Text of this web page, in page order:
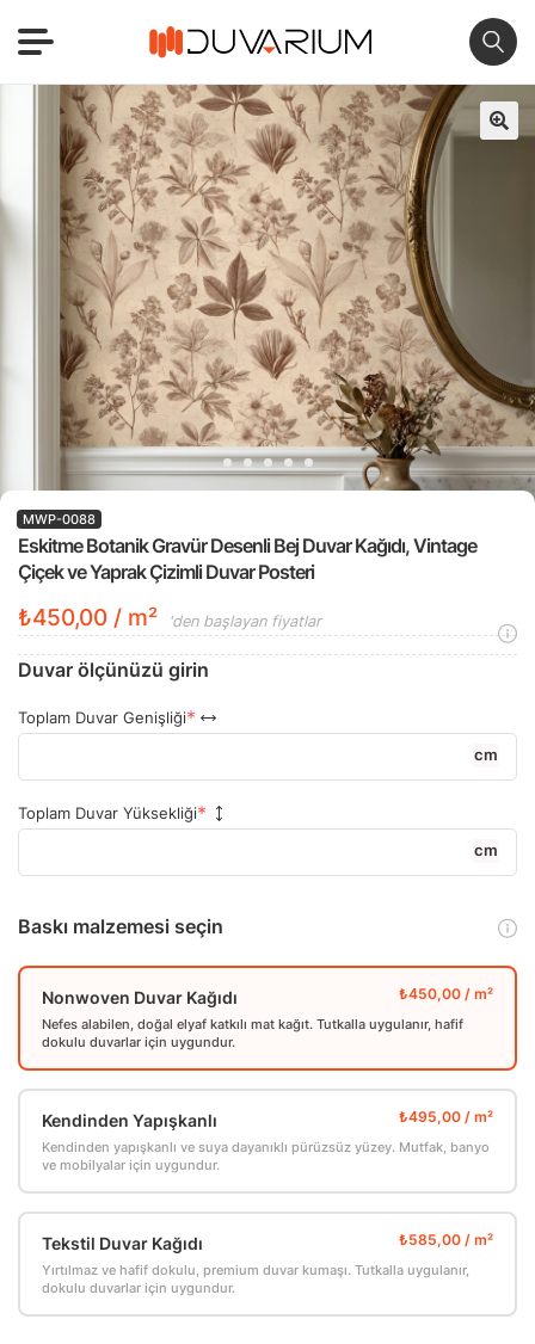
Eskitme Botanik Gravür Desenli Bej Duvar Kağıdı, Vintage
Çiçek ve Yaprak Çizimli Duvar Posteri
MWP-0088
₺450,00 / m² 'den başlayan fiyatlar
Duvar ölçünüzü girin
Toplam Duvar Genişliği
cm
Toplam Duvar Yüksekliği
cm
Baskı malzemesi seçin
Nonwoven Duvar Kağıdı
Nefes alabilen, doğal elyaf katkılı mat kağıt. Tutkalla uygulanır, hafif
dokulu duvarlar için uygundur.
Kendinden Yapışkanlı
Kendinden yapışkanlı ve suya dayanıklı pürüzsüz yüzey. Mutfak, banyo
ve mobilyalar için uygundur.
Tekstil Duvar Kağıdı
Yırtılmaz ve hafif dokulu, premium duvar kumaşı. Tutkalla uygulanır,
dokulu duvarlar için uygundur.